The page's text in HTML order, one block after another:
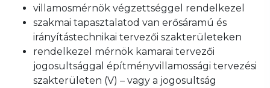
villamosmérnök végzettséggel rendelkezel
szakmai tapasztalatod van erősáramú és
irányítástechnikai tervezői szakterületeken
rendelkezel mérnök kamarai tervezői
jogosultsággal építményvillamossági tervezési
szakterületen (V) – vagy a jogosultság